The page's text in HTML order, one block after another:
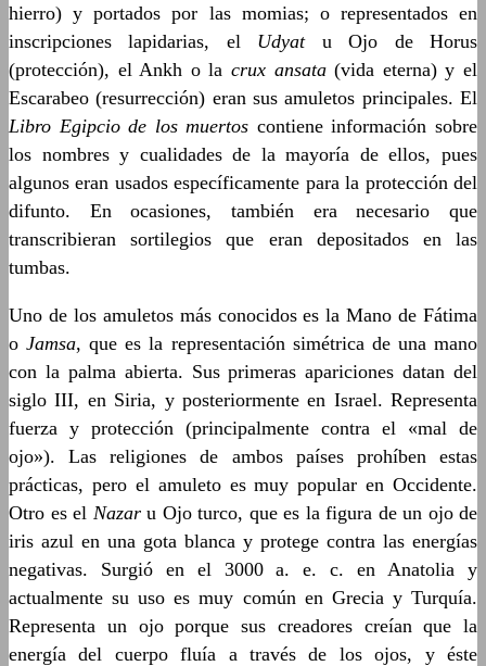
hierro) y portados por las momias; o representados en
inscripciones lapidarias, el Udyatu Ojo de Horus
(protección), el Ankh o la crux ansata(vida eterna) y el
Escarabeo (resurrección) eran sus amuletos principales. El
Libro Egipcio de los muertos contiene información sobre
los nombres y cualidades de la mayoría de ellos, pues
algunos eran usados específicamente para la protección del
difunto. En ocasiones, también era necesario que
transcribieran sortilegios que eran depositados en las
tumbas.
Uno de los amuletos más conocidos es la Mano de Fátima
oJamsa, que es la representación simétrica de una mano
con la palma abierta. Sus primeras apariciones datan del
siglo III, en Siria, y posteriormente en Israel. Representa
fuerza y protección (principalmente contra el «mal de
ojo»). Las religiones de ambos países prohíben estas
prácticas, pero el amuleto es muy popular en Occidente.
Otro es el Nazaru Ojo turco, que es la figura de un ojo de
iris azul en una gota blanca y protege contra las energías
negativas. Surgió en el 3000 a. e. c. en Anatolia y
actualmente su uso es muy común en Grecia y Turquía.
Representa un ojo porque sus creadores creían que la
energía del cuerpo fluía a través de los ojos, y éste